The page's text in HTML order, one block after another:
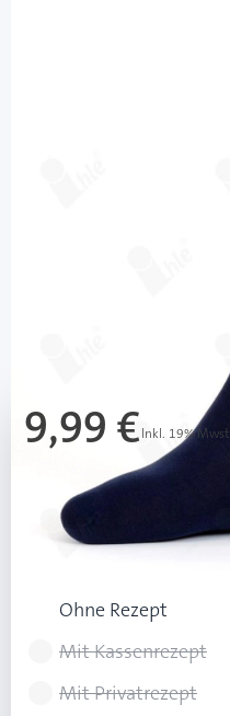
Ihle
fein extra weit / 1
9,99 €Inkl. 19% Mwst.
Ab 3 Stk.
Ohne Rezept
Mit Kassenrezept
Mit Privatrezept